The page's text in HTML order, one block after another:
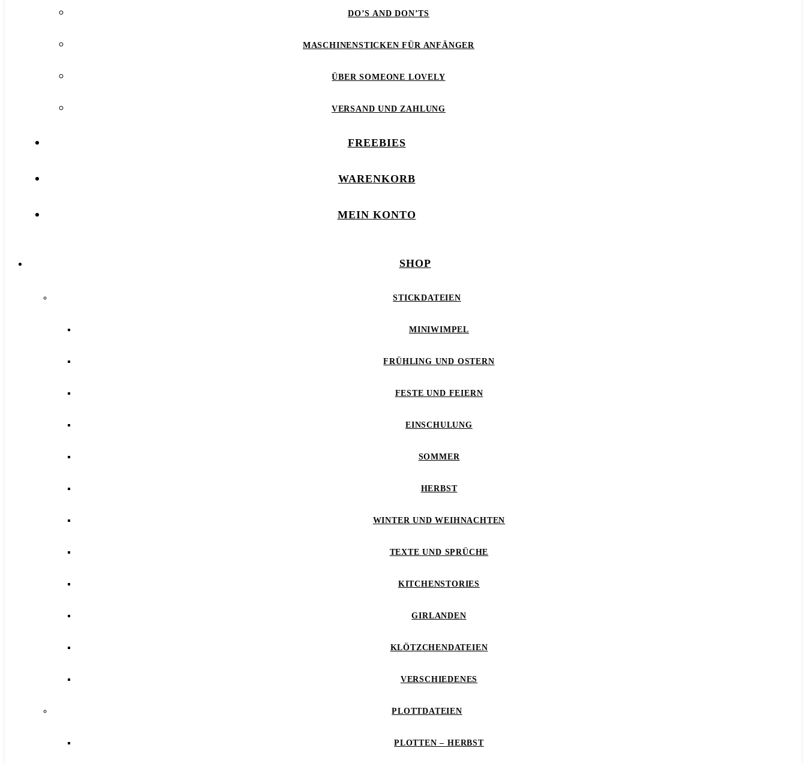
DO’S AND DON’TS
MASCHINENSTICKEN FÜR ANFÄNGER
ÜBER SOMEONE LOVELY
VERSAND UND ZAHLUNG
FREEBIES
WARENKORB
MEIN KONTO
SHOP
STICKDATEIEN
MINIWIMPEL
FRÜHLING UND OSTERN
FESTE UND FEIERN
EINSCHULUNG
SOMMER
HERBST
WINTER UND WEIHNACHTEN
TEXTE UND SPRÜCHE
KITCHENSTORIES
GIRLANDEN
KLÖTZCHENDATEIEN
VERSCHIEDENES
PLOTTDATEIEN
PLOTTEN – HERBST